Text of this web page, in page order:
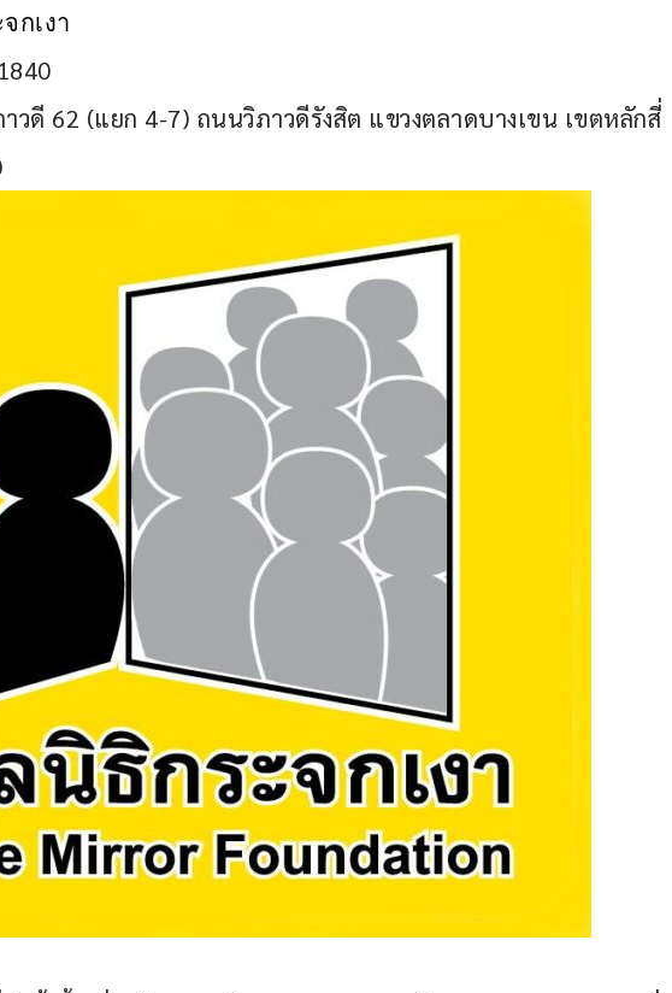
กเงา
วดี 62 (แยก 4-7) ถนนวิภาวดีรังสิต แขวงตลาดบางเขน เขตหลักสี่